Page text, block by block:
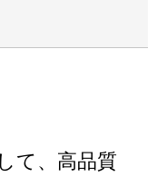
て、高品質